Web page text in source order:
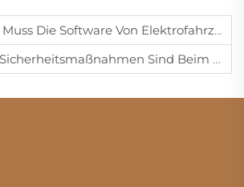
Software Von Elektrofahrzeugen Regelmäßig Aktualisiert Werden?
Sind Beim Laden Von Elektrofahrzeugen Erforderlich?